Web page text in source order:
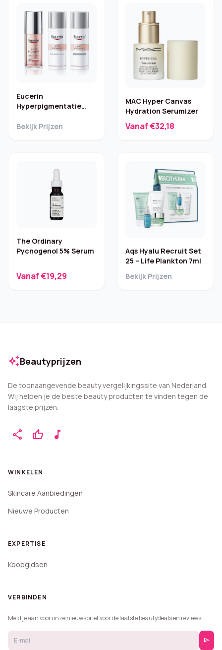
Eucerin
Hyperpigmentatie
Nachtcrème – Set
Bekijk Prijzen
MAC Hyper Canvas
Hydration Serumizer
Vanaf €32,18
The Ordinary
Pycnogenol 5% Serum
Vanaf €19,29
Aqs Hyalu Recruit Set
25 – Life Plankton 7ml
Bekijk Prijzen
auto_awesomeBeautyprijzen
De toonaangevende beauty vergelijkingssite van Nederland.
Wij helpen je de beste beauty producten te vinden tegen de
laagste prijzen.
share thumb_up music_note
WINKELEN
Skincare Aanbiedingen
Nieuwe Producten
EXPERTISE
Koopgidsen
VERBINDEN
Meld je aan voor onze nieuwsbrief voor de laatste beautydeals en reviews.
send